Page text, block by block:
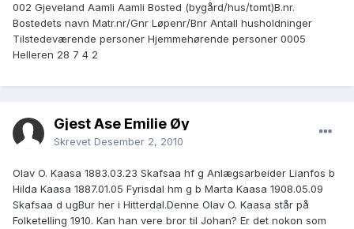
002 Gjeveland Aamli Aamli Bosted (bygård/hus/tomt)B.nr.
Bostedets navn Matr.nr/Gnr Løpenr/Bnr Antall husholdninger
Tilstedeværende personer Hjemmehørende personer 0005
Helleren 28 7 4 2
Gjest Åse Emilie Øy
Skrevet Desember 2, 2010
Olav O. Kaasa 1883.03.23 Skafsaa hf g Anlægsarbeider Lianfos b
Hilda Kaasa 1887.01.05 Fyrisdal hm g b Marta Kaasa 1908.05.09
Skafsaa d ugBur her i Hitterdal.Denne Olav O. Kaasa står på
Folketelling 1910. Kan han vere bror til Johan? Er det nokon som